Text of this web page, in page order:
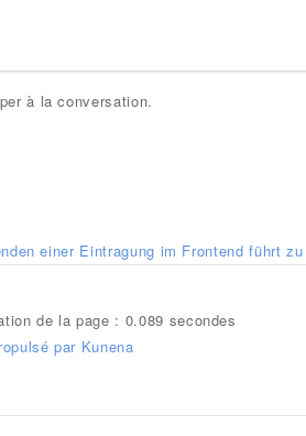
à la conversation.
einer Eintragung im Frontend führt
de la page : 0.089 secondes
par Kunena